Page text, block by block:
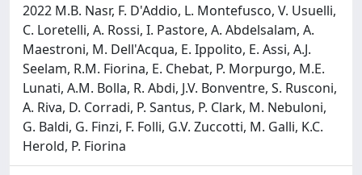
2022 M.B. Nasr, F. D'Addio, L. Montefusco, V. Usuelli,
C. Loretelli, A. Rossi, I. Pastore, A. Abdelsalam, A.
Maestroni, M. Dell'Acqua, E. Ippolito, E. Assi, A.J.
Seelam, R.M. Fiorina, E. Chebat, P. Morpurgo, M.E.
Lunati, A.M. Bolla, R. Abdi, J.V. Bonventre, S. Rusconi,
A. Riva, D. Corradi, P. Santus, P. Clark, M. Nebuloni,
G. Baldi, G. Finzi, F. Folli, G.V. Zuccotti, M. Galli, K.C.
Herold, P. Fiorina